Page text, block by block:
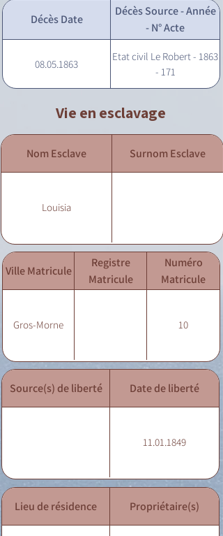
Décès Date
Décès Source - Année
- N° Acte
08.05.1863
Etat civil Le Robert - 1863
- 171
Vie en esclavage
Nom Esclave Surnom Esclave
Louisia
Ville Matricule
Registre
Matricule
Numéro
Matricule
Gros-Morne 10
Source(s) de liberté Date de liberté
11.01.1849
Lieu de résidence Propriétaire(s)